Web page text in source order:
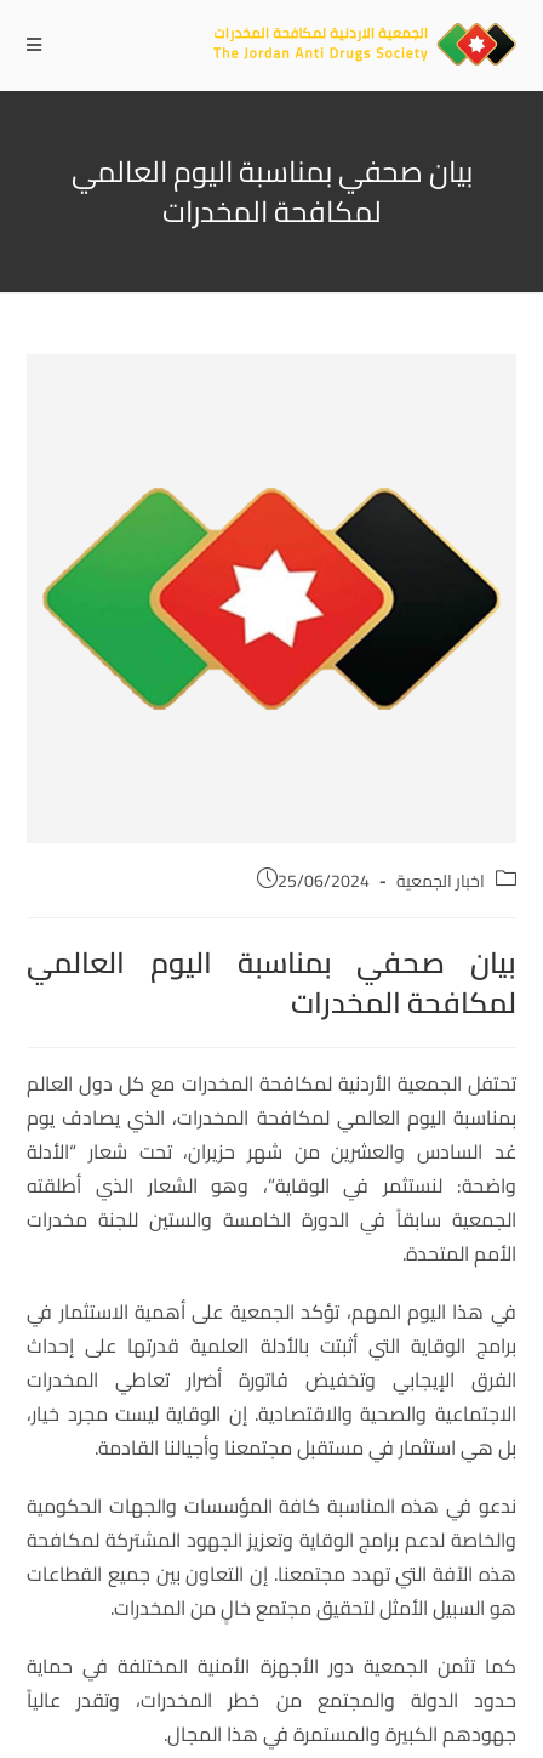
بيان صحفي بمناسبة اليوم العالمي
لمكافحة المخدرات
اخبار الجمعية 25/06/2024
بيان صحفي بمناسبة اليوم العالمي
لمكافحة المخدرات
تحتفل الجمعية الأردنية لمكافحة المخدرات مع كل دول العالم
بمناسبة اليوم العالمي لمكافحة المخدرات، الذي يصادف يوم
غد السادس والعشرين من شهر حزيران، تحت شعار “الأدلة
واضحة: لنستثمر في الوقاية”، وهو الشعار الذي أطلقته
الجمعية سابقاً في الدورة الخامسة والستين للجنة مخدرات
الأمم المتحدة.
في هذا اليوم المهم، تؤكد الجمعية على أهمية الاستثمار في
برامج الوقاية التي أثبتت بالأدلة العلمية قدرتها على إحداث
الفرق الإيجابي وتخفيض فاتورة أضرار تعاطي المخدرات
الاجتماعية والصحية والاقتصادية. إن الوقاية ليست مجرد خيار،
بل هي استثمار في مستقبل مجتمعنا وأجيالنا القادمة.
ندعو في هذه المناسبة كافة المؤسسات والجهات الحكومية
والخاصة لدعم برامج الوقاية وتعزيز الجهود المشتركة لمكافحة
هذه الآفة التي تهدد مجتمعنا. إن التعاون بين جميع القطاعات
هو السبيل الأمثل لتحقيق مجتمع خالٍ من المخدرات.
كما تثمن الجمعية دور الأجهزة الأمنية المختلفة في حماية
حدود الدولة والمجتمع من خطر المخدرات، وتقدر عالياً
جهودهم الكبيرة والمستمرة في هذا المجال.